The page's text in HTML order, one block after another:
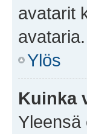
avatarit
Ylös
Kuinka
Yleensä